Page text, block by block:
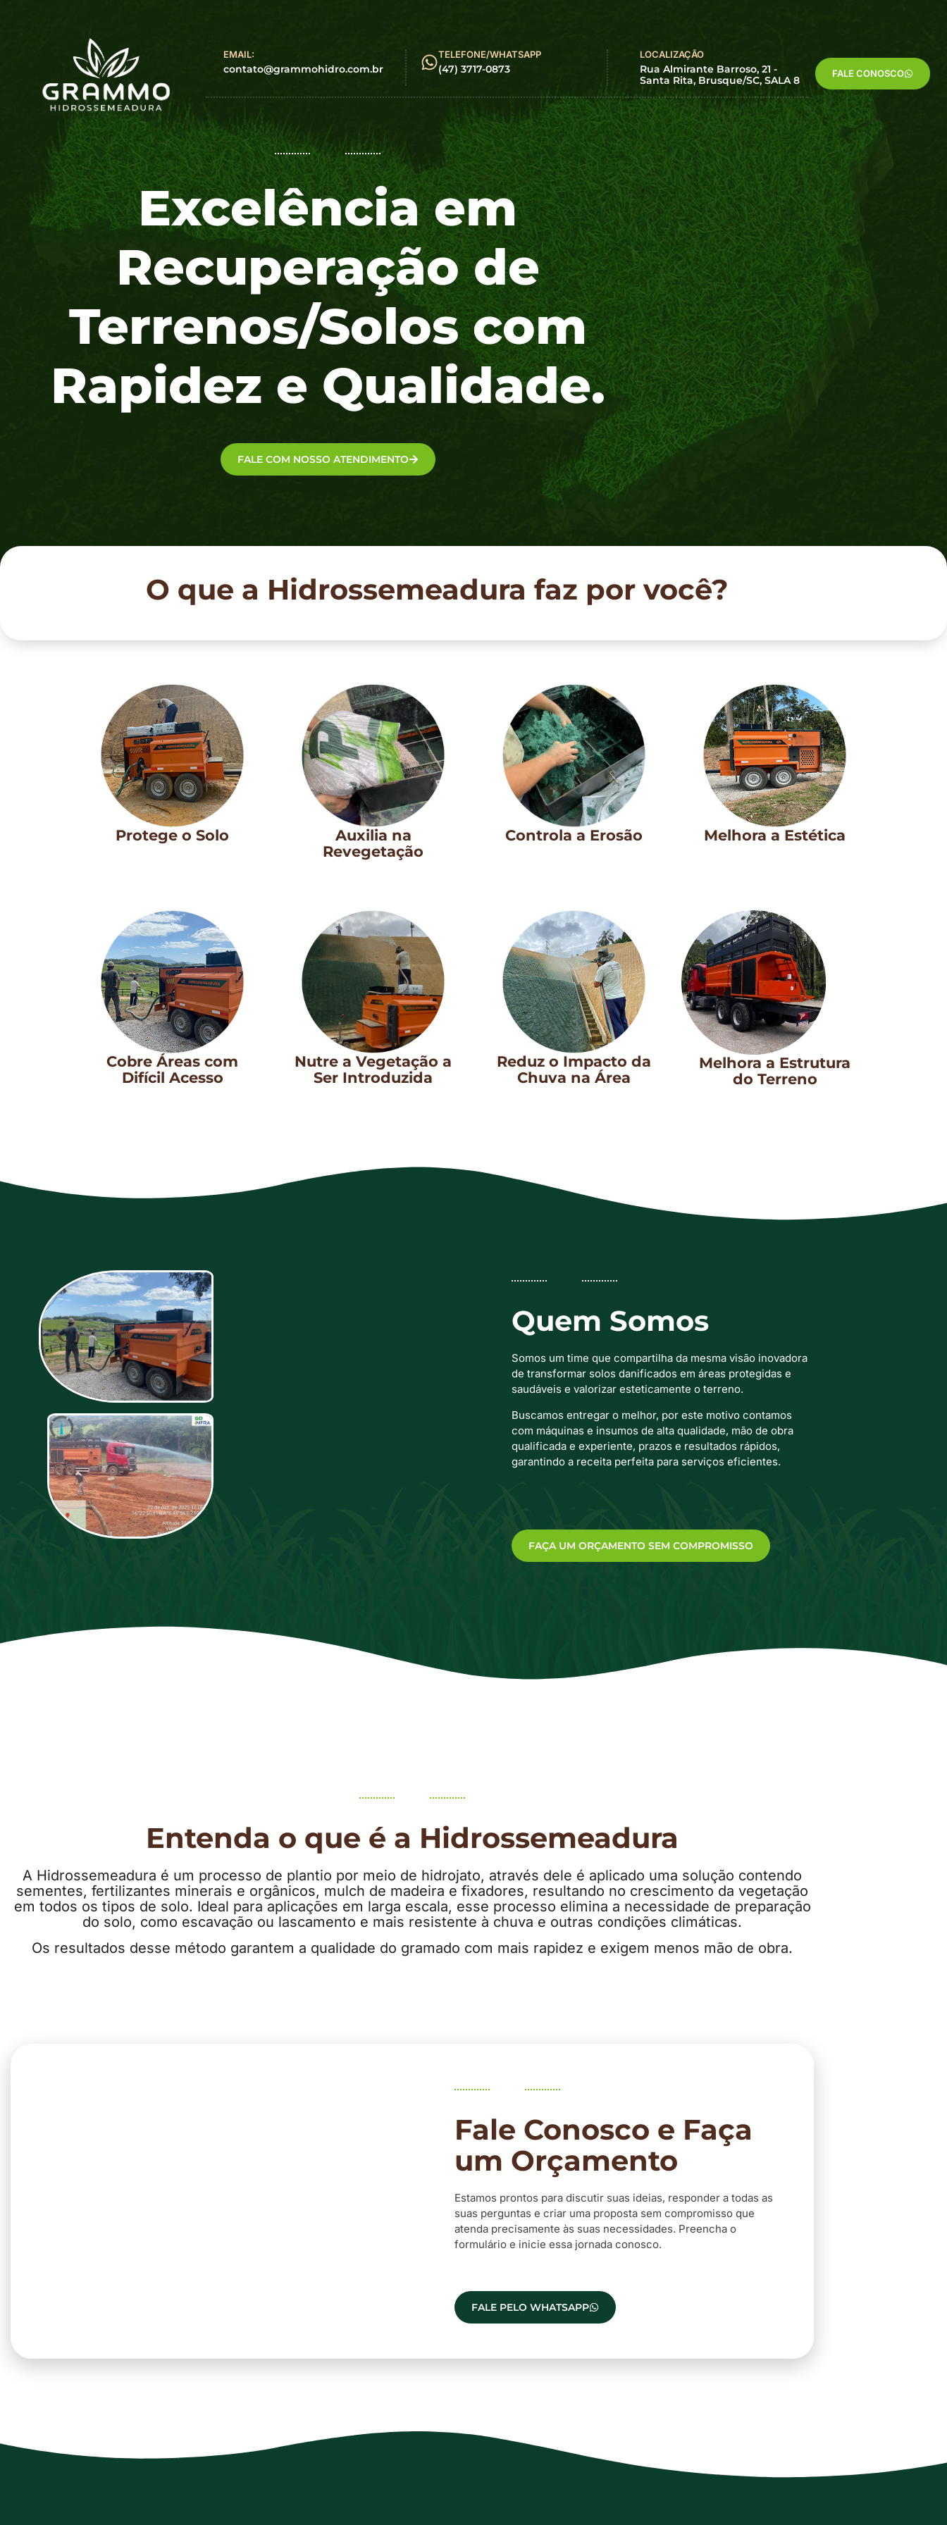
EMAIL:
contato@grammohidro.com.br
TELEFONE/WHATSAPP
(47) 3717-0873
LOCALIZAÇÃO
Rua Almirante Barroso, 21 -
Santa Rita, Brusque/SC, SALA 8
FALE CONOSCO
Excelência em
Recuperação de
Terrenos/Solos com
Rapidez e Qualidade.
FALE COM NOSSO ATENDIMENTO
O que a Hidrossemeadura faz por você?
Protege o Solo
Auxilia na
Revegetação
Controla a Erosão Melhora a Estética
Cobre Áreas com
Difícil Acesso​
Nutre a Vegetação a
Ser Introduzida​
Reduz o Impacto da
Chuva na Área​
Melhora a Estrutura
do Terreno​
Quem Somos
Somos um time que compartilha da mesma visão inovadora
de transformar solos danificados em áreas protegidas e
saudáveis ​​e valorizar esteticamente o terreno.
Buscamos entregar o melhor, por este motivo contamos
com máquinas e insumos de alta qualidade, mão de obra
qualificada e experiente, prazos e resultados rápidos,
garantindo a receita perfeita para serviços eficientes.
FAÇA UM ORÇAMENTO SEM COMPROMISSO
Entenda o que é a Hidrossemeadura
A Hidrossemeadura é um processo de plantio por meio de hidrojato, através dele é aplicado uma solução contendo
sementes, fertilizantes minerais e orgânicos, mulch de madeira e fixadores, resultando no crescimento da vegetação
em todos os tipos de solo. Ideal para aplicações em larga escala, esse processo elimina a necessidade de preparação
do solo, como escavação ou lascamento e mais resistente à chuva e outras condições climáticas.
Os resultados desse método garantem a qualidade do gramado com mais rapidez e exigem menos mão de obra.
Fale Conosco e Faça
um Orçamento
Estamos prontos para discutir suas ideias, responder a todas as
suas perguntas e criar uma proposta sem compromisso que
atenda precisamente às suas necessidades. Preencha o
formulário e inicie essa jornada conosco.
FALE PELO WHATSAPP